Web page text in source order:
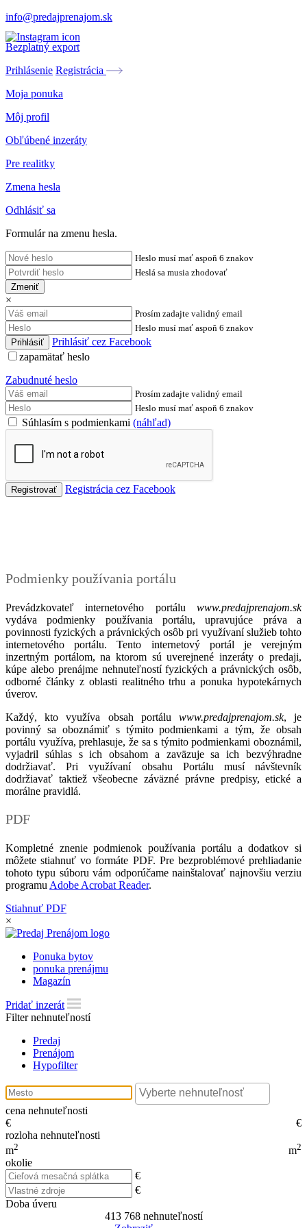
info@predajprenajom.sk
Bezplatný export
Prihlásenie Registrácia
Moja ponuka
Môj profil
Obľúbené inzeráty
Pre realitky
Zmena hesla
Odhlásiť sa
Formulár na zmenu hesla.
Heslo musí mať aspoň 6 znakov
Heslá sa musia zhodovať
Zmeniť
×
Prosím zadajte validný email
Heslo musí mať aspoň 6 znakov
Prihlásiť cez Facebook
zapamätať heslo
Zabudnuté heslo
Prosím zadajte validný email
Heslo musí mať aspoň 6 znakov
Súhlasím s podmienkami (náhľad)
Registrácia cez Facebook
Podmienky používania portálu
Prevádzkovateľ internetového portálu www.predajprenajom.sk
vydáva podmienky používania portálu, upravujúce práva a
povinnosti fyzických a právnických osôb pri využívaní služieb tohto
internetového portálu. Tento internetový portál je verejným
inzertným portálom, na ktorom sú uverejnené inzeráty o predaji,
kúpe alebo prenájme nehnuteľností fyzických a právnických osôb,
odborné články z oblasti realitného trhu a ponuka hypotekárnych
úverov.
Každý, kto využíva obsah portálu www.predajprenajom.sk, je
povinný sa oboznámiť s týmito podmienkami a tým, že obsah
portálu využíva, prehlasuje, že sa s týmito podmienkami oboznámil,
vyjadril súhlas s ich obsahom a zaväzuje sa ich bezvýhradne
dodržiavať. Pri využívaní obsahu Portálu musí návštevník
dodržiavať taktiež všeobecne záväzné právne predpisy, etické a
morálne pravidlá.
PDF
Kompletné znenie podmienok používania portálu a dodatkov si
môžete stiahnuť vo formáte PDF. Pre bezproblémové prehliadanie
tohoto typu súboru vám odporúčame nainštalovať najnovšiu verziu
programu Adobe Acrobat Reader.
Stiahnuť PDF
×
Ponuka bytov
ponuka prenájmu
Magazín
Pridať inzerát
Filter nehnuteľností
Predaj
Prenájom
Hypofilter
cena nehnuteľnosti
€
€
rozloha nehnuteľnosti
m2 m2
okolie
€
€
Doba úveru
413 768nehnuteľností